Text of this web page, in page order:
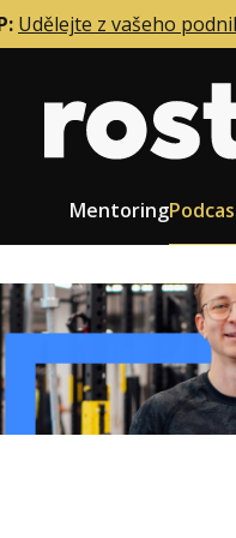
Udělejte z vašeho
Mentoring
firmy
zaměstnanců